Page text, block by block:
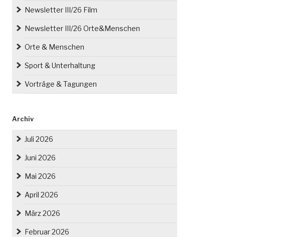
Newsletter III/26 Film
Newsletter III/26 Orte&Menschen
Orte & Menschen
Sport & Unterhaltung
Vorträge & Tagungen
Archiv
Juli 2026
Juni 2026
Mai 2026
April 2026
März 2026
Februar 2026